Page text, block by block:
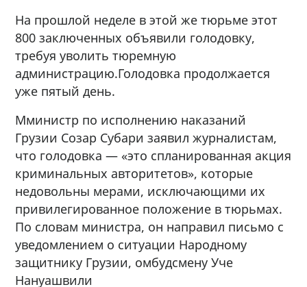
На прошлой неделе в этой же тюрьме этот
800 заключенных объявили голодовку,
требуя уволить тюремную
администрацию.Голодовка продолжается
уже пятый день.
Мминистр по исполнению наказаний
Грузии Созар Субари заявил журналистам,
что голодовка — «это спланированная акция
криминальных авторитетов», которые
недовольны мерами, исключающими их
привилегированное положение в тюрьмах.
По словам министра, он направил письмо с
уведомлением о ситуации Народному
защитнику Грузии, омбудсмену Уче
Нануашвили